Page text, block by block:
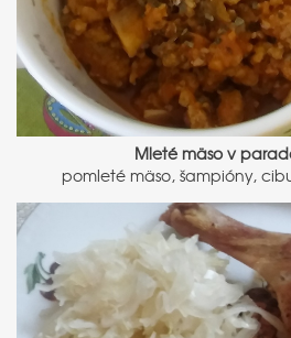
Mleté mäso v
pomleté mäso, šampióny,